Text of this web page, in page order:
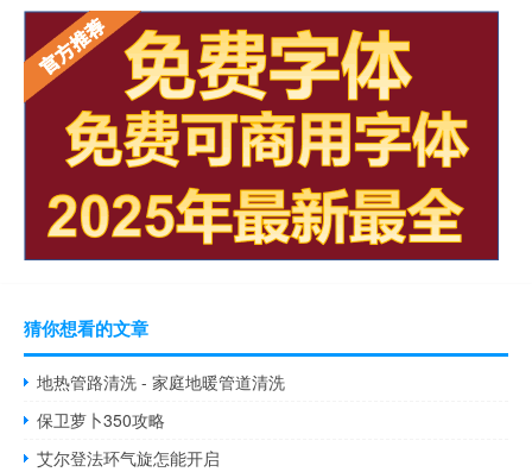
猜你想看的文章
地热管路清洗 - 家庭地暖管道清洗
保卫萝卜350攻略
艾尔登法环气旋怎能开启